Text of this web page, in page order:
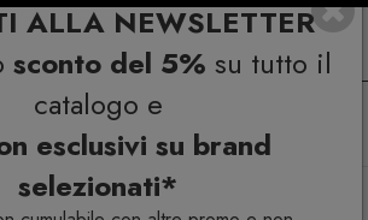
ALLA NEWSLETTER
sconto del 5% su tutto il
catalogo e
esclusivi su brand
selezionati*
Illuminazione